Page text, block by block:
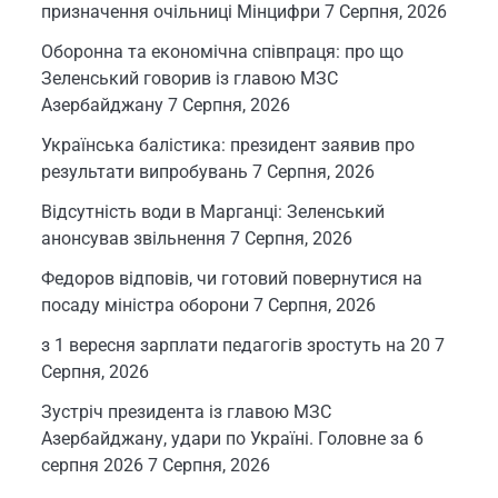
призначення очільниці Мінцифри 7 Серпня, 2026
Оборонна та економічна співпраця: про що
Зеленський говорив із главою МЗС
Азербайджану 7 Серпня, 2026
Українська балістика: президент заявив про
результати випробувань 7 Серпня, 2026
Відсутність води в Марганці: Зеленський
анонсував звільнення 7 Серпня, 2026
Федоров відповів, чи готовий повернутися на
посаду міністра оборони 7 Серпня, 2026
з 1 вересня зарплати педагогів зростуть на 20 7
Серпня, 2026
Зустріч президента із главою МЗС
Азербайджану, удари по Україні. Головне за 6
серпня 2026 7 Серпня, 2026